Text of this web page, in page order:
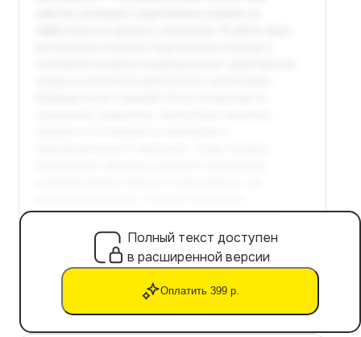
Полный текст доступен
в расширенной версии
Оплатить 399 р.